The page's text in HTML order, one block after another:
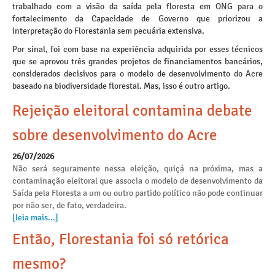
trabalhado com a visão da saída pela floresta em ONG para o
fortalecimento da Capacidade de Governo que priorizou a
interpretação do Florestania sem pecuária extensiva.
Por sinal, foi com base na experiência adquirida por esses técnicos
que se aprovou três grandes projetos de financiamentos bancários,
considerados decisivos para o modelo de desenvolvimento do Acre
baseado na biodiversidade florestal. Mas, isso é outro artigo.
Rejeição eleitoral contamina debate
sobre desenvolvimento do Acre
26/07/2026
Não será seguramente nessa eleição, quiçá na próxima, mas a
contaminação eleitoral que associa o modelo de desenvolvimento da
Saída pela Floresta a um ou outro partido político não pode continuar
por não ser, de fato, verdadeira.
[leia mais...]
Então, Florestania foi só retórica
mesmo?